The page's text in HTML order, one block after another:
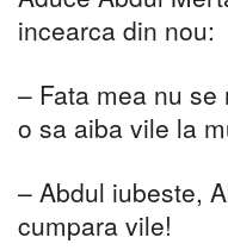
incearca din nou:
– Fata mea nu
o sa aiba vile la
– Abdul iubeste,
cumpara vile!